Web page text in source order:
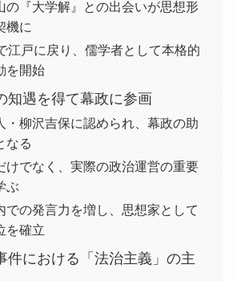
の『大学解』との出会いが思想形
機に
江戸に戻り、儒学者として本格的
を開始
知遇を得て幕政に参画
・柳沢吉保に認められ、幕政の助
なる
けでなく、実際の政治運営の重要
ぶ
での発言力を増し、思想家として
を確立
件における「法治主義」の主